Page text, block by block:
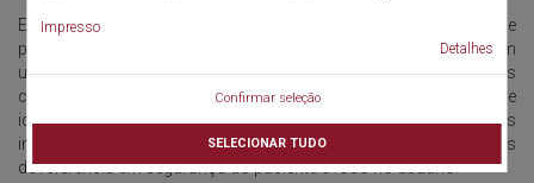
Impresso
Detalhes
Confirmar seleção
SELECIONAR TUDO
Esta abordagem tem frequentemente permitido que
procedimentos endoscópicos clássicos sejam colocados em
uma nova plataforma tecnológica. Nós criamos tendências
como o núcleo de inovações, a partir do contínuo intercâmbio de
idéias com os principais ginecologistas. Os instrumentos
inovadores da Richard Wolf estão estabelecendo novos padrões
de referência em segurança do paciente e foco no usuário.